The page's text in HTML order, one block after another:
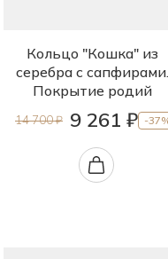
Кольцо "Кошка" из
серебра с сапфирами.
Покрытие родий
14 700 ₽ 9 261 ₽ -